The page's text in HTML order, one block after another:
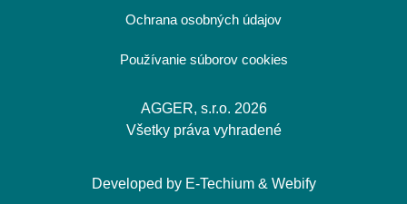
Ochrana osobných údajov
Používanie súborov cookies
AGGER, s.r.o. 2026
Všetky práva vyhradené
Developed by E-Techium& Webify